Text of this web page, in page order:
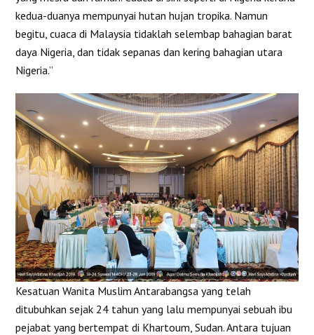
kedua-duanya mempunyai hutan hujan tropika. Namun
begitu, cuaca di Malaysia tidaklah selembap bahagian barat
daya Nigeria, dan tidak sepanas dan kering bahagian utara
Nigeria.”
Kesatuan Wanita Muslim Antarabangsa yang telah
ditubuhkan sejak 24 tahun yang lalu mempunyai sebuah ibu
pejabat yang bertempat di Khartoum, Sudan. Antara tujuan